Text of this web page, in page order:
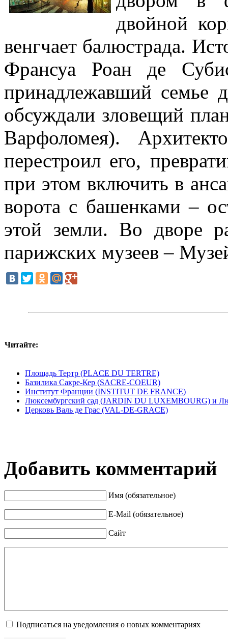
двойной
венгчает балюстрада.
Франсуа Роан де
принадлежавший семье
обсуждали зловещий
Варфоломея).
перестроил его,
при этом включить в
ворота с башенками –
этой земли. Во дворе
парижских музеев –
Читайте:
Площадь Тертр (PLACE DU TERTRE)
Базилика Сакре-Кер (SACRE-COEUR)
Институт Франции (INSTITUT DE FRANCE)
Люксембургский сад (JARDIN DU LUXEMBOURG) и
Церковь Валь де Грас (VAL-DE-GRACE)
Добавить комментарий
Имя (обязательное)
E-Mail (обязательное)
Сайт
Подписаться на уведомления о новых комментариях